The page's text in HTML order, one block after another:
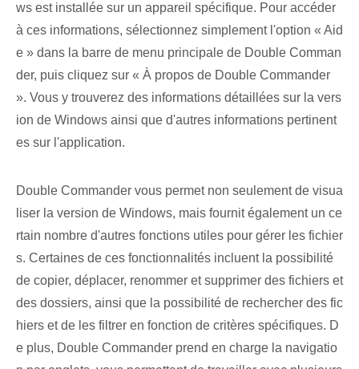
ws est installée sur un appareil spécifique. Pour accéder
à ces informations, sélectionnez simplement l'option « Aid
e » dans la barre de menu principale de Double Comman
der, puis cliquez sur « À propos de Double Commander
». Vous y trouverez des informations détaillées sur la vers
ion de Windows ainsi que d'autres informations pertinent
es sur l'application.
Double Commander vous permet non seulement de visua
liser la version de Windows, mais fournit également un ce
rtain nombre d'autres fonctions utiles pour gérer les fichier
s. Certaines de ces fonctionnalités incluent la possibilité
de copier, déplacer, renommer et supprimer des fichiers et
des dossiers, ainsi que la possibilité de rechercher des fic
hiers et de les filtrer en fonction de critères spécifiques. D
e plus, Double Commander prend en charge la navigatio